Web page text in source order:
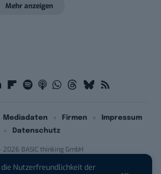
Nutzerfreundlichkeit der
Mehr anzeigen
BASIC thinking GmbH
Mediadaten Firmen
Impressum
Datenschutz